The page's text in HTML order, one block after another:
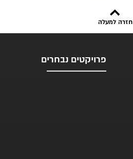
חזרה למעלה
פרויקטים נבחרים